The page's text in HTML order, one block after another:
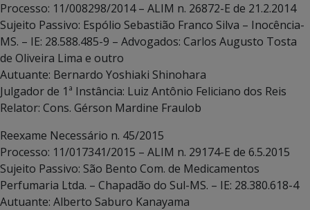
Processo: 11/008298/2014 – ALIM n. 26872-E de 21.2.2014
Sujeito Passivo: Espólio Sebastião Franco Silva – Inocência-
MS. – IE: 28.588.485-9 – Advogados: Carlos Augusto Tosta
de Oliveira Lima e outro
Autuante: Bernardo Yoshiaki Shinohara
Julgador de 1ª Instância: Luiz Antônio Feliciano dos Reis
Relator: Cons. Gérson Mardine Fraulob
Reexame Necessário n. 45/2015
Processo: 11/017341/2015 – ALIM n. 29174-E de 6.5.2015
Sujeito Passivo: São Bento Com. de Medicamentos
Perfumaria Ltda. – Chapadão do Sul-MS. – IE: 28.380.618-4
Autuante: Alberto Saburo Kanayama